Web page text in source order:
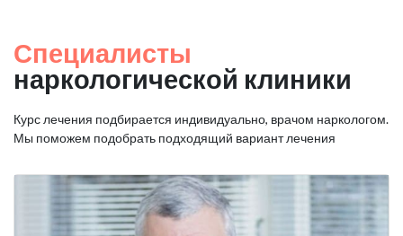
Специалисты
наркологической клиники
Курс лечения подбирается индивидуально, врачом наркологом.
Мы поможем подобрать подходящий вариант лечения